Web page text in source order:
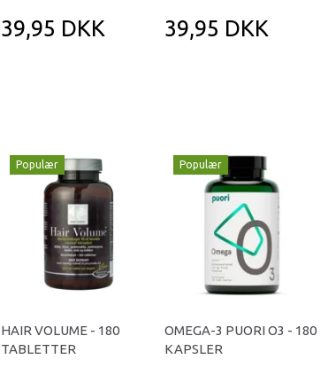
39,95 DKK 39,95 DKK
Populær
HAIR VOLUME - 180
TABLETTER
Populær
OMEGA-3 PUORI O3 - 180
KAPSLER